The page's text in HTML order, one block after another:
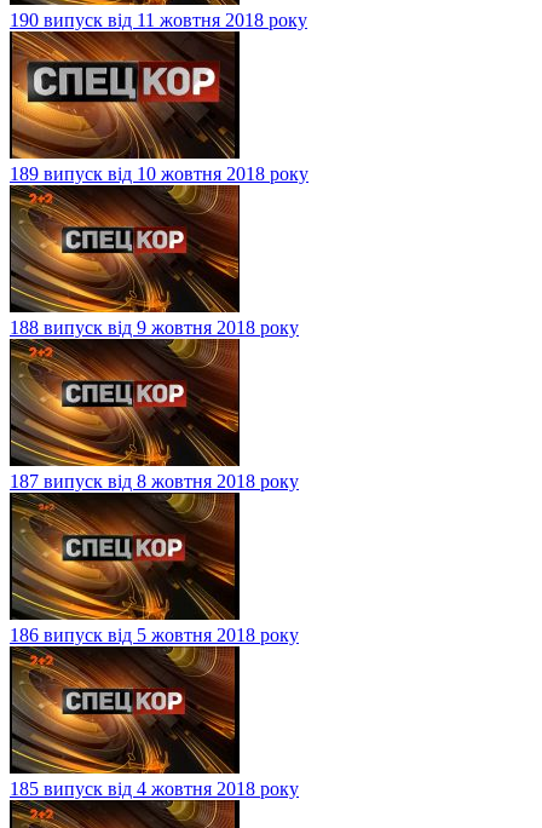
190 випуск від 11 жовтня 2018 року
189 випуск від 10 жовтня 2018 року
188 випуск від 9 жовтня 2018 року
187 випуск від 8 жовтня 2018 року
186 випуск від 5 жовтня 2018 року
185 випуск від 4 жовтня 2018 року